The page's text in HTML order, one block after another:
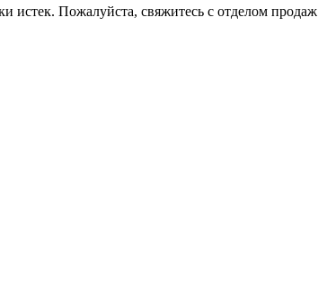
истек. Пожалуйста, свяжитесь с отделом продаж